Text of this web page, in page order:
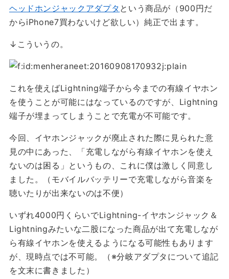
ヘッドホンジャックアダプタ という商品が（900円だ
からiPhone7買わないけど欲しい）純正で出ます。
↓こういうの。
これを使えばLightning端子から今までの有線イヤホン
を使うことが可能にはなっているのですが、Lightning
端子が埋まってしまうことで充電が不可能です。
今回、イヤホンジャックが廃止された際に見られた意
見の中にあった、「充電しながら有線イヤホンを使え
ないのは困る」というもの、これに僕は激しく同意し
ました。（モバイルバッテリーで充電しながら音楽を
聴いたりが出来ないのは不便）
いずれ4000円くらいでLightning-イヤホンジャック＆
Lightningみたいな二股になった商品が出て充電しなが
ら有線イヤホンを使えるようになる可能性もあります
が、現時点では不可能。（※分岐アダプタについて追記
を文末に書きました）